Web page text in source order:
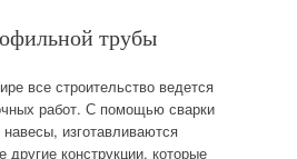
трубы
все строительство ведется
работ. С помощью сварки
изготавливаются
другие конструкции, которые